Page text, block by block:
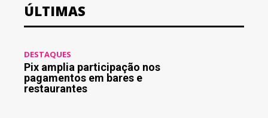
ÚLTIMAS
DESTAQUES
Pix amplia participação nos
pagamentos em bares e
restaurantes